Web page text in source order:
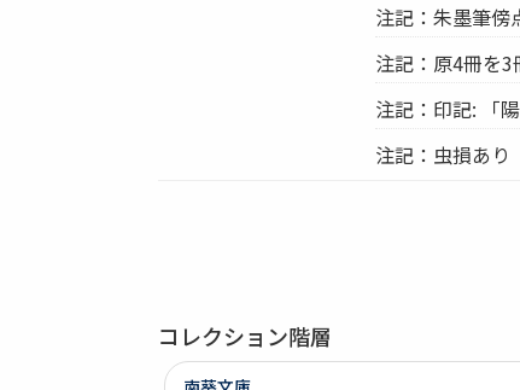
注記：朱墨筆傍
注記：原4冊を3
注記：印記: 「
注記：虫損あり
コレクション階層